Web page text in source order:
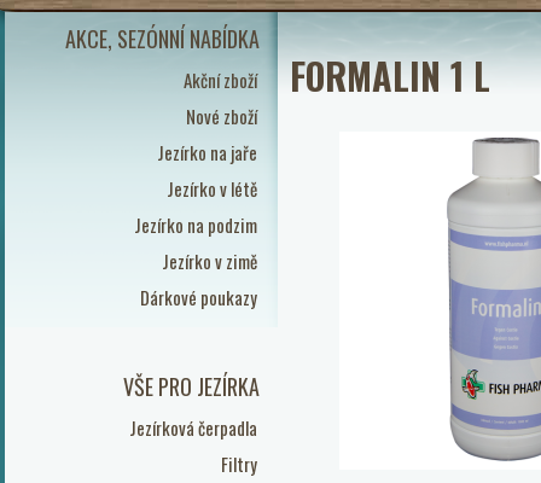
AKCE, SEZÓNNÍ NABÍDKA
Akční zboží
Nové zboží
Jezírko na jaře
Jezírko v létě
Jezírko na podzim
Jezírko v zimě
Dárkové poukazy
VŠE PRO JEZÍRKA
Jezírková čerpadla
Filtry
FORMALIN 1 L